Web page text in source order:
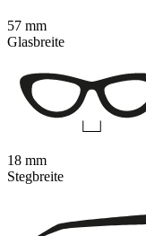
57 mm
Glasbreite
18 mm
Stegbreite